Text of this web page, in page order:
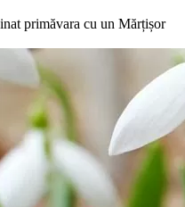
primăvara cu un Mărțișor